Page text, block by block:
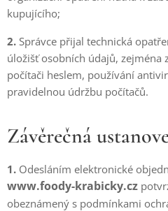
kupujícího;
2. Správce přijal technická
úložišť osobních údajů, zejména
počítači heslem, používání
pravidelnou údržbu počítačů.
Závěrečná
1. Odesláním elektronické
www.foody-krabicky.cz
obeznámený s podmínkami